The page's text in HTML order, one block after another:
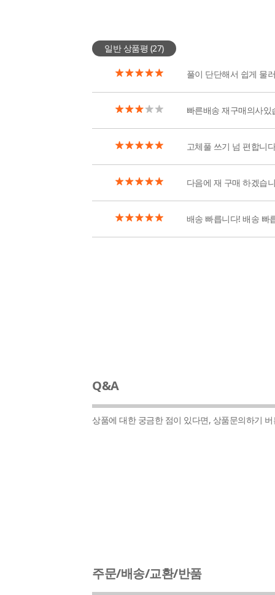
일반 상품평 (27)
풀이 단단해서 쉽게 물
빠른배송 재구매의사있
고체풀 쓰기 넘 편합니
다음에 재 구매 하겠습
배송 빠릅니다! 배송 빠
Q&A
상품에 대한 궁금한 점이 있다면, 상품문의하기
주문/배송/교환/반품